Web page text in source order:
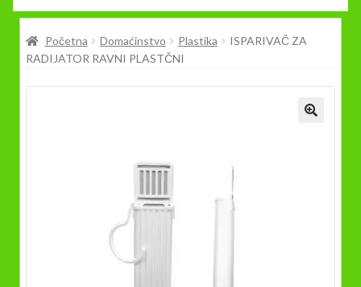
Prodavnica
Početna Domaćinstvo Plastika
ISPARIVAČ ZA
RADIJATOR RAVNI PLASTČNI